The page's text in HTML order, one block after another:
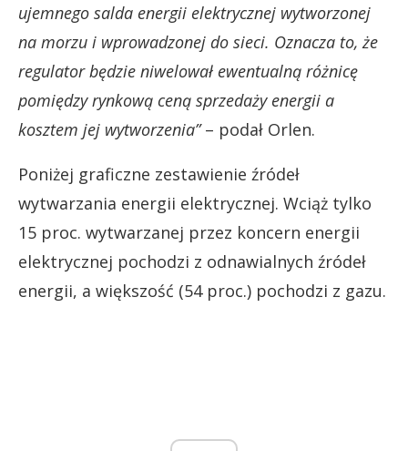
ujemnego salda energii elektrycznej wytworzonej
na morzu i wprowadzonej do sieci. Oznacza to, że
regulator będzie niwelował ewentualną różnicę
pomiędzy rynkową ceną sprzedaży energii a
kosztem jej wytworzenia”– podał Orlen.
Poniżej graficzne zestawienie źródeł
wytwarzania energii elektrycznej. Wciąż tylko
15 proc. wytwarzanej przez koncern energii
elektrycznej pochodzi z odnawialnych źródeł
energii, a większość (54 proc.) pochodzi z gazu.